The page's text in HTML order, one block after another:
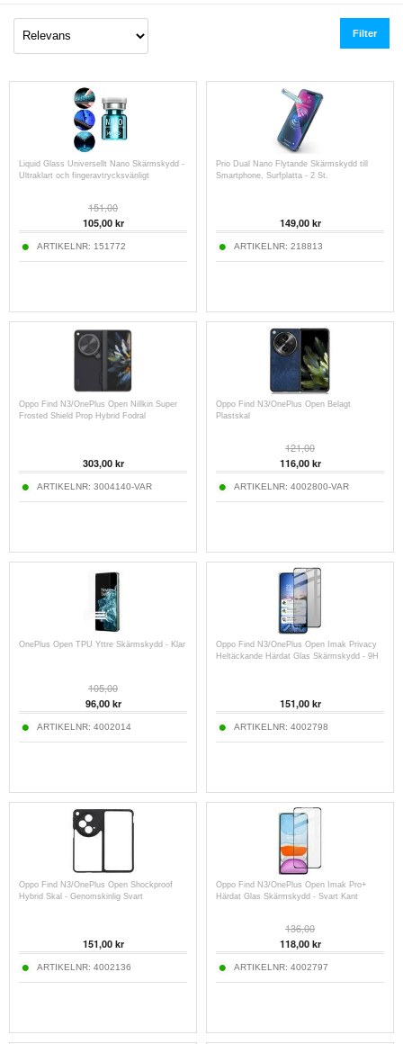
Filter
Liquid Glass Universellt Nano Skärmskydd -
Ultraklart och fingeravtrycksvänligt
151,00
105,00kr
ARTIKELNR: 151772
Prio Dual Nano Flytande Skärmskydd till
Smartphone, Surfplatta - 2 St.
149,00kr
ARTIKELNR: 218813
Oppo Find N3/OnePlus Open Nillkin Super
Frosted Shield Prop Hybrid Fodral
303,00kr
ARTIKELNR: 3004140-VAR
Oppo Find N3/OnePlus Open Belagt
Plastskal
121,00
116,00kr
ARTIKELNR: 4002800-VAR
OnePlus Open TPU Yttre Skärmskydd - Klar
105,00
96,00kr
ARTIKELNR: 4002014
Oppo Find N3/OnePlus Open Imak Privacy
Heltäckande Härdat Glas Skärmskydd - 9H
151,00kr
ARTIKELNR: 4002798
Oppo Find N3/OnePlus Open Shockproof
Hybrid Skal - Genomskinlig Svart
151,00kr
ARTIKELNR: 4002136
Oppo Find N3/OnePlus Open Imak Pro+
Härdat Glas Skärmskydd - Svart Kant
136,00
118,00kr
ARTIKELNR: 4002797